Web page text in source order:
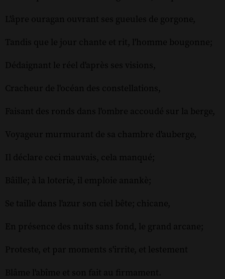
L'âpre ouragan ouvrant ses gueules de gorgone,
Tandis que le jour chante et rit, l'homme bougonne;
Dédaignant le réel d'après ses visions,
Cracheur de l'océan des constellations,
Faisant des ronds dans l'ombre accoudé sur la berge,
Voyageur murmurant de sa chambre d'auberge,
Il déclare ceci mauvais, cela manqué;
Bâille; à la loterie, il emploie anankè;
Se taille dans l'azur son ciel bête; chicane,
En présence des nuits sans fond, le grand arcane;
Proteste, et par moments s'irrite, et lestement
Blâme l'abîme et son fait au firmament.